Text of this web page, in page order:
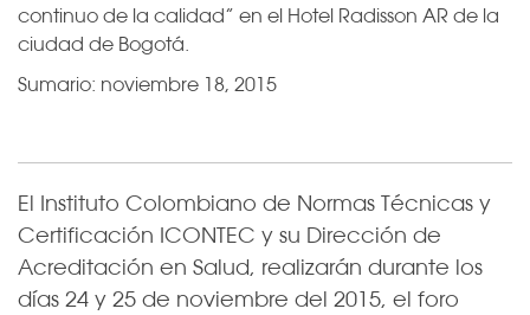
continuo de la calidad” en el Hotel Radisson AR de la
ciudad de Bogotá.
Sumario: noviembre 18, 2015
El Instituto Colombiano de Normas Técnicas y
Certificación ICONTEC y su Dirección de
Acreditación en Salud, realizarán durante los
días 24 y 25 de noviembre del 2015, el foro